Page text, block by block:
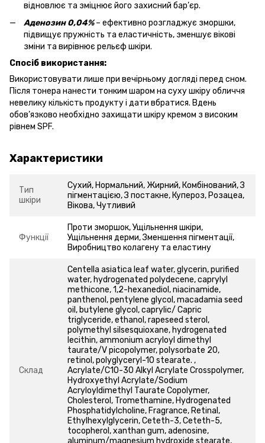
відновлює та зміцнює його захисний бар’єр.
Аденозин 0,04%– ефективно розгладжує зморшки,
підвищує пружність та еластичність, зменшує вікові
зміни та вирівнює рельєф шкіри.
Спосіб використання:
Використовувати лише при вечірньому догляді перед сном.
Після тонера нанести тонким шаром на суху шкіру обличчя
невелику кількість продукту і дати вбратися. Вдень
обов’язково необхідно захищати шкіру кремом з високим
рівнем SPF.
Характеристики
Тип
шкіри
Сухий, Нормальний, Жирний, Комбінований, З
пігментацією, З постакне, Купероз, Розацеа,
Вікова, Чутливий
Функції
Проти зморшок, Ущільнення шкіри,
Ущільнення дерми, Зменшення пігментації,
Виробництво колагену та еластину
Склад
Centella asiatica leaf water, glycerin, purified
water, hydrogenated polydecene, caprylyl
methicone, 1,2-hexanediol, niacinamide,
panthenol, pentylene glycol, macadamia seed
oil, butylene glycol, caprylic/ Capric
triglyceride, ethanol, rapeseed sterol,
polymethyl silsesquioxane, hydrogenated
lecithin, ammonium acryloyl dimethyl
taurate/V picopolymer, polysorbate 20,
retinol, polyglyceryl-10 stearate. ,
Acrylate/C10-30 Alkyl Acrylate Crosspolymer,
Hydroxyethyl Acrylate/Sodium
Acryloyldimethyl Taurate Copolymer,
Cholesterol, Tromethamine, Hydrogenated
Phosphatidylcholine, Fragrance, Retinal,
Ethylhexylglycerin, Ceteth-3, Ceteth-5,
tocopherol, xanthan gum, adenosine,
aluminum/magnesium hydroxide stearate,